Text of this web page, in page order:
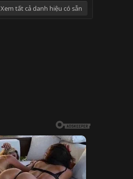
Xem tất cả danh hiệu có sẵn